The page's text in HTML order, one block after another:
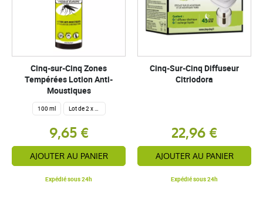
Cinq-sur-Cinq Zones
Tempérées Lotion Anti-
Moustiques
100 ml Lot de 2 x 100 ml
9,65 €
AJOUTER AU PANIER
Expédié sous 24h
Cinq-Sur-Cinq Diffuseur
Citriodora
22,96 €
AJOUTER AU PANIER
Expédié sous 24h